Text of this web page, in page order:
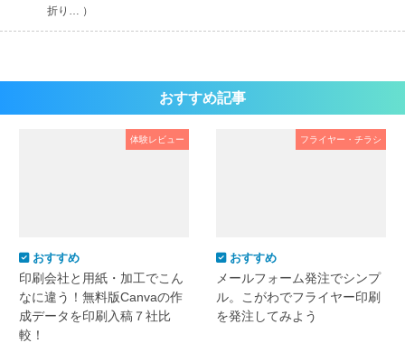
折り… ）
おすすめ記事
体験レビュー
おすすめ
印刷会社と用紙・加工でこん
なに違う！無料版Canvaの作
成データを印刷入稿７社比
較！
フライヤー・チラシ
おすすめ
メールフォーム発注でシンプ
ル。こがわでフライヤー印刷
を発注してみよう